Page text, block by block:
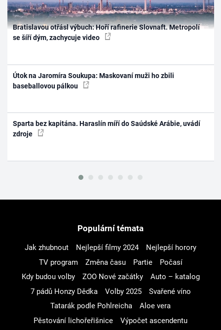
Bratislavou otřásl výbuch: Hoří rafinerie Slovnaft. Metropolí
se šíří dým, zachycuje video
Útok na Jaromíra Soukupa: Maskovaní muži ho zbili
baseballovou pálkou
Sparta bez kapitána. Haraslín míří do Saúdské Arábie, uvádí
zdroje
Populární témata
Jak zhubnout Nejlepší filmy 2024
Nejlepší horory
TV program
Změna času Partie
Počasí
Kdy budou volby
ZOO Nové začátky
Auto – katalog
7 pádů Honzy Dědka
Volby 2025
Svařené víno
Tatarák podle Pohlreicha
Aloe vera
Pěstování lichořeřišnice
Výpočet ascendentu